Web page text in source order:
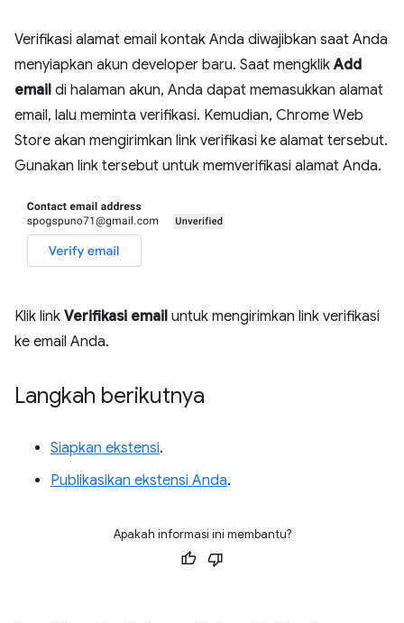
Verifikasi alamat email kontak Anda diwajibkan saat Anda
menyiapkan akun developer baru. Saat mengklikAdd
email di halaman akun, Anda dapat memasukkan alamat
email, lalu meminta verifikasi. Kemudian, Chrome Web
Store akan mengirimkan link verifikasi ke alamat tersebut.
Gunakan link tersebut untuk memverifikasi alamat Anda.
Klik link Verifikasi email untuk mengirimkan link verifikasi
ke email Anda.
Langkah berikutnya
Siapkan ekstensi.
Publikasikan ekstensi Anda.
Apakah informasi ini membantu?